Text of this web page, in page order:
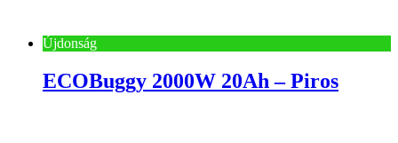
Újdonság
ECOBuggy 2000W 20Ah – Piros